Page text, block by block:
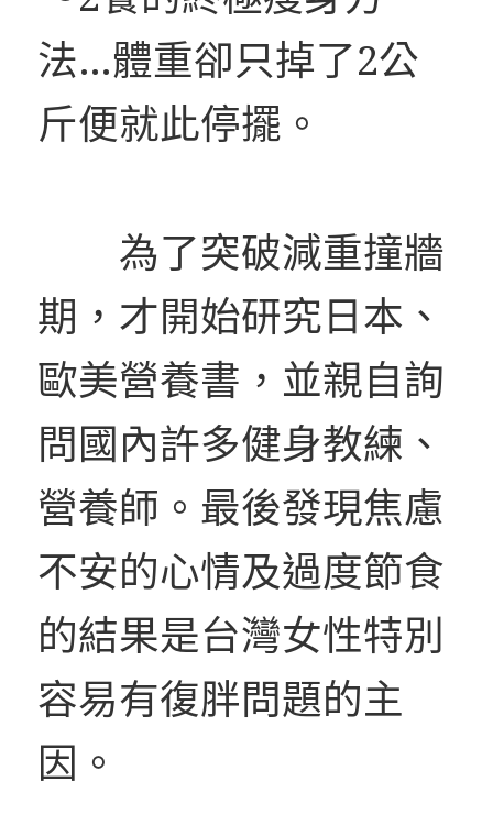
法…體重卻只掉了2公
斤便就此停擺。
為了突破減重撞牆
期，才開始研究日本、
歐美營養書，並親自詢
問國內許多健身教練、
營養師。最後發現焦慮
不安的心情及過度節食
的結果是台灣女性特別
容易有復胖問題的主
因。